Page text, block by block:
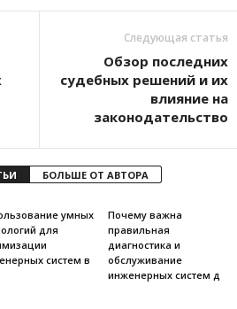
Следующая статья
Обзор последних
судебных решений и их
влияние на
законодательство
БОЛЬШЕ ОТ АВТОРА
умных
для
систем в
Почему важна
правильная
диагностика и
обслуживание
инженерных систем д